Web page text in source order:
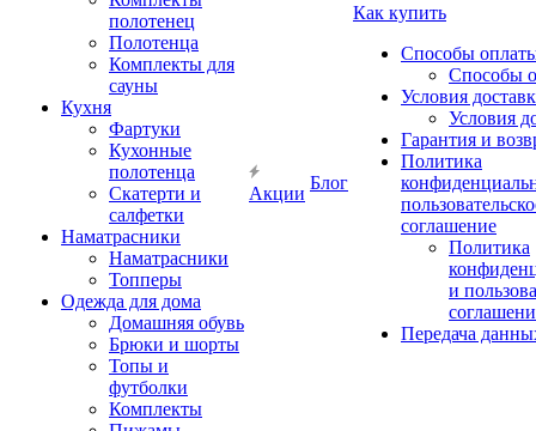
полотенец
Полотенца
Комплекты для
сауны
Кухня
Фартуки
Кухонные
полотенца
Скатерти и
салфетки
Наматрасники
Наматрасники
Топперы
Одежда для дома
Домашняя обувь
Брюки и шорты
Топы и
футболки
Комплекты
Акции
Блог
Как купить
Способы
Способы
Условия
Условия
Гарантия и
Политика
соглашение
Политика
и
Передача